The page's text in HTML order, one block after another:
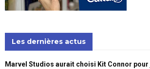
Les dernières actus
Marvel Studios aurait choisi Kit Connor